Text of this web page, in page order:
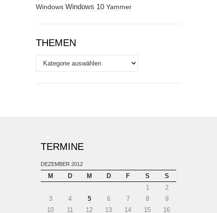
Windows Windows 10 Yammer
THEMEN
Themen
TERMINE
DEZEMBER 2012
M D M D F S
S
1
2
3
4 5 6 7 8
9
10
11 12 13 14 15 16